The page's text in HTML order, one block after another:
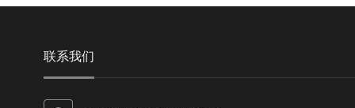
联系我们